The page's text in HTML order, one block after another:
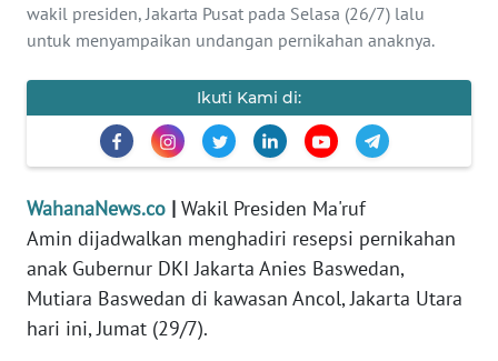
wakil presiden, Jakarta Pusat pada Selasa (26/7) lalu
untuk menyampaikan undangan pernikahan anaknya.
Ikuti Kami di:
WahanaNews.co | Wakil Presiden Ma'ruf
Amin dijadwalkan menghadiri resepsi pernikahan
anak Gubernur DKI Jakarta Anies Baswedan,
Mutiara Baswedan di kawasan Ancol, Jakarta Utara
hari ini, Jumat (29/7).
PENDIDIKAN
EDITORIAL
Informasi
INDEKS